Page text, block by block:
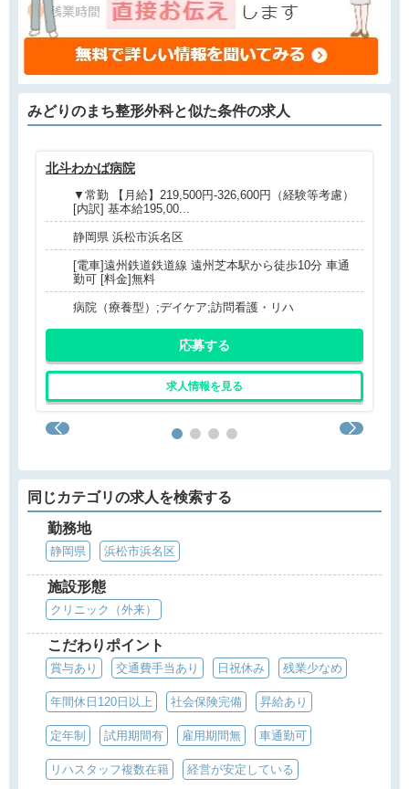
みどりのまち整形外科と似た条件の求人
北斗わかば病院
▼常勤 【月給】219,500円-326,600円（経験等考慮）
[内訳] 基本給195,00...
静岡県 浜松市浜名区
[電車]遠州鉄道鉄道線 遠州芝本駅から徒歩10分 車通
勤可 [料金]無料
病院（療養型）;デイケア;訪問看護・リハ
応募する
求人情報を見る
同じカテゴリの求人を検索する
勤務地
静岡県 浜松市浜名区
施設形態
クリニック（外来）
こだわりポイント
賞与あり 交通費手当あり 日祝休み 残業少なめ
年間休日120日以上 社会保険完備 昇給あり
定年制 試用期間有 雇用期間無 車通勤可
リハスタッフ複数在籍 経営が安定している